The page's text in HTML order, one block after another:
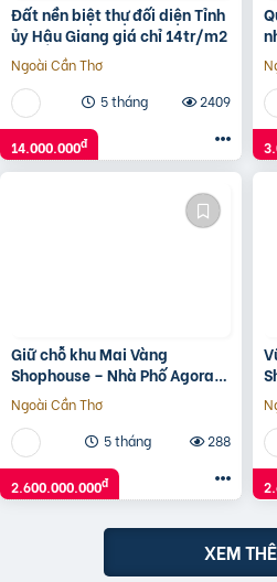
Đất nền biệt thự đối diện Tỉnh
ủy Hậu Giang giá chỉ 14tr/m2
Ngoài Cần Thơ
5 tháng
2409
14.000.000đ
Giữ chỗ khu Mai Vàng
Shophouse – Nhà Phố Agora
City 6×18, ngay TT Hành
Chính hiện hữu: 0938230002
Ngoài Cần Thơ
5 tháng
288
2.600.000.000đ
XEM